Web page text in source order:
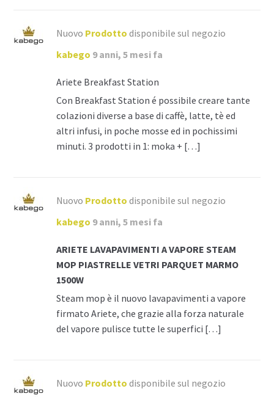
Nuovo Prodotto disponibile sul negozio
kabego 9 anni, 5 mesi fa
Ariete Breakfast Station
Con Breakfast Station é possibile creare tante
colazioni diverse a base di caffè, latte, tè ed
altri infusi, in poche mosse ed in pochissimi
minuti. 3 prodotti in 1: moka + […]
Nuovo Prodotto disponibile sul negozio
kabego 9 anni, 5 mesi fa
ARIETE LAVAPAVIMENTI A VAPORE STEAM
MOP PIASTRELLE VETRI PARQUET MARMO
1500W
Steam mop è il nuovo lavapavimenti a vapore
firmato Ariete, che grazie alla forza naturale
del vapore pulisce tutte le superfici […]
Nuovo Prodotto disponibile sul negozio